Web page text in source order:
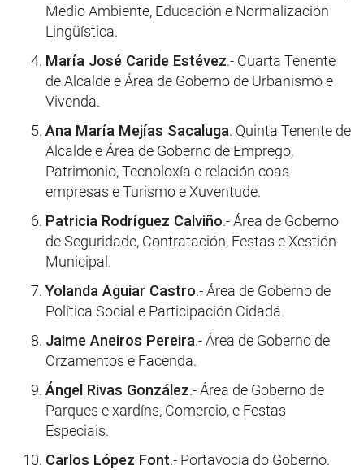
Medio Ambiente, Educación e Normalización
Lingüística.
María José Caride Estévez.- Cuarta Tenente
de Alcalde e Área de Goberno de Urbanismo e
Vivenda.
Ana María Mejías Sacaluga. Quinta Tenente de
Alcalde e Área de Goberno de Emprego,
Patrimonio, Tecnoloxía e relación coas
empresas e Turismo e Xuventude.
Patricia Rodríguez Calviño.- Área de Goberno
de Seguridade, Contratación, Festas e Xestión
Municipal.
Yolanda Aguiar Castro.- Área de Goberno de
Política Social e Participación Cidadá.
Jaime Aneiros Pereira.- Área de Goberno de
Orzamentos e Facenda.
Ángel Rivas González.- Área de Goberno de
Parques e xardíns, Comercio, e Festas
Especiais.
Carlos López Font.- Portavocía do Goberno.